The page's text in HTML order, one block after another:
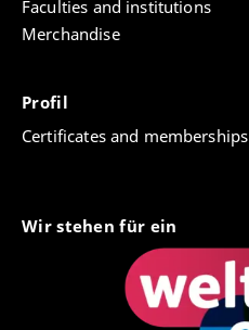
Faculties and institutions
Merchandise
Profil
Certificates and memberships
Wir stehen für ein